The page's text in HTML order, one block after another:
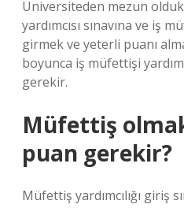
Üniversiteden mezun
yardımcısı sınavına ve iş
girmek ve yeterli puanı
boyunca iş müfettişi
gerekir.
Müfettiş
puan gerekir?
Müfettiş yardımcılığı giriş